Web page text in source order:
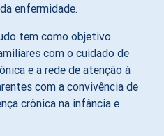
enfermidade.
tem como objetivo
com o cuidado de
e a rede de atenção à
com a convivência de
crônica na infância e